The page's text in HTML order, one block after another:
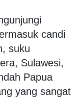
candi
suku
Sulawesi,
Papua
yang sangat